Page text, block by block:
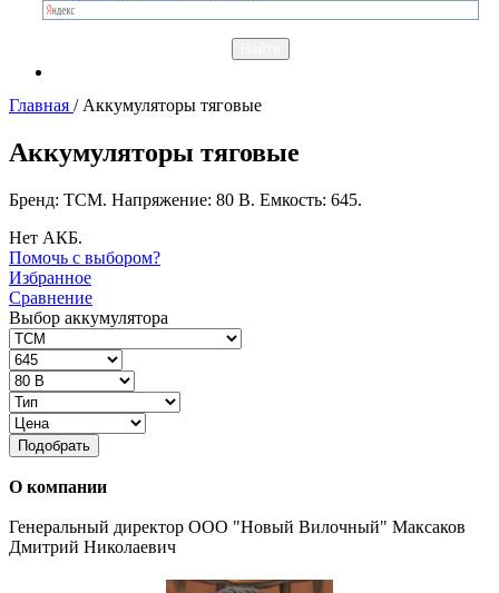
Главная / Аккумуляторы тяговые
Аккумуляторы тяговые
Бренд: TCM. Напряжение: 80 В. Емкость: 645.
Нет АКБ.
Помочь с выбором?
Избранное
Сравнение
Выбор аккумулятора
Подобрать
О компании
Генеральный директор ООО "Новый Вилочный" Максаков
Дмитрий Николаевич